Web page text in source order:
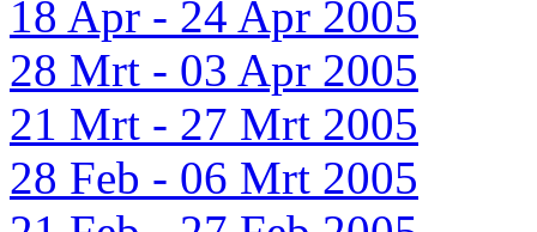
18 Apr - 24 Apr 2005
28 Mrt - 03 Apr 2005
21 Mrt - 27 Mrt 2005
28 Feb - 06 Mrt 2005